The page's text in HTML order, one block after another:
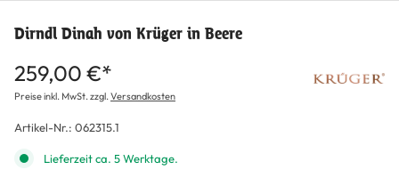
Dirndl Dinah von Krüger in Beere
259,00 €*
Preise inkl. MwSt. zzgl.Versandkosten
Artikel-Nr.: 062315.1
Lieferzeit ca. 5 Werktage.